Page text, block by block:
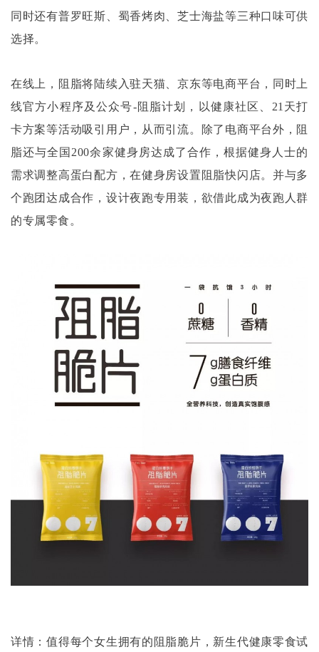
同时还有普罗旺斯、蜀香烤肉、芝士海盐等三种口味可供
选择。
在线上，阻脂将陆续入驻天猫、京东等电商平台，同时上
线官方小程序及公众号-阻脂计划，以健康社区、21天打
卡方案等活动吸引用户，从而引流。除了电商平台外，阻
脂还与全国200余家健身房达成了合作，根据健身人士的
需求调整高蛋白配方，在健身房设置阻脂快闪店。并与多
个跑团达成合作，设计夜跑专用装，欲借此成为夜跑人群
的专属零食。
详情：值得每个女生拥有的阻脂脆片，新生代健康零食试